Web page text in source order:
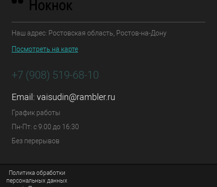
Наш адрес: Ростовская область, Ростов-на-Дону
Посмотреть на карте
+7 (908) 519-68-10
Email: vaisudin@rambler.ru
График работы
Пн-Пт: с 9:00 до 16:30
Без перерывов
Политика обработки
персональных данных